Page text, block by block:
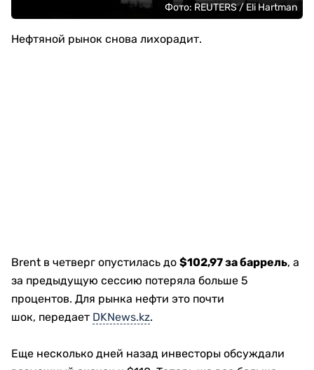
Фото: REUTERS / Eli Hartman
Нефтяной рынок снова лихорадит.
Brent в четверг опустилась до $102,97 за баррель, а
за предыдущую сессию потеряла больше 5
процентов. Для рынка нефти это почти
шок, передает DKNews.kz.
Еще несколько дней назад инвесторы обсуждали